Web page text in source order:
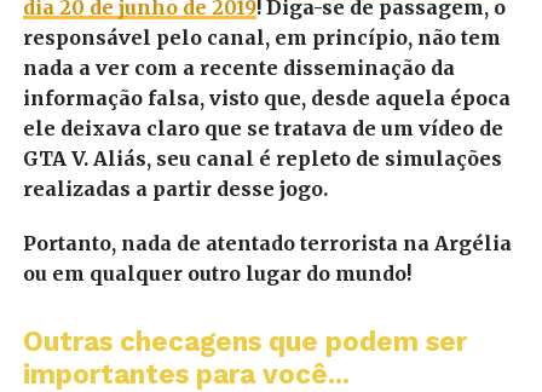
dia 20 de junho de 2019! Diga-se de passagem, o
responsável pelo canal, em princípio, não tem
nada a ver com a recente disseminação da
informação falsa, visto que, desde aquela época
ele deixava claro que se tratava de um vídeo de
GTA V. Aliás, seu canal é repleto de simulações
realizadas a partir desse jogo.
Portanto, nada de atentado terrorista na Argélia
ou em qualquer outro lugar do mundo!
Outras checagens que podem ser
importantes para você...